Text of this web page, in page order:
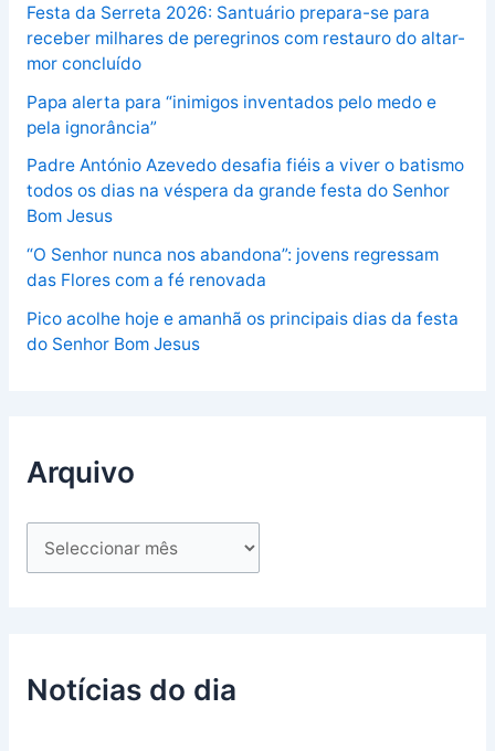
Festa da Serreta 2026: Santuário prepara-se para
receber milhares de peregrinos com restauro do altar-
mor concluído
Papa alerta para “inimigos inventados pelo medo e
pela ignorância”
Padre António Azevedo desafia fiéis a viver o batismo
todos os dias na véspera da grande festa do Senhor
Bom Jesus
“O Senhor nunca nos abandona”: jovens regressam
das Flores com a fé renovada
Pico acolhe hoje e amanhã os principais dias da festa
do Senhor Bom Jesus
Arquivo
Notícias do dia